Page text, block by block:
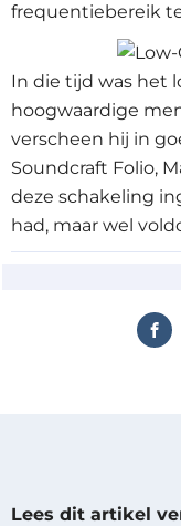
frequentiebereik
In die tijd was het
hoogwaardige
verscheen hij in
Soundcraft Folio,
deze schakeling
had, maar wel
Lees dit artikel